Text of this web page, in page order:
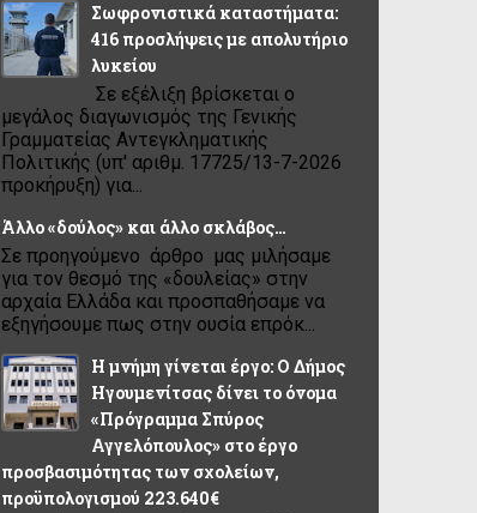
Σωφρονιστικά καταστήματα:
416 προσλήψεις με απολυτήριο
λυκείου
Σε εξέλιξη βρίσκεται ο
μεγάλος διαγωνισμός της Γενικής
Γραμματείας Αντεγκληματικής
Πολιτικής (υπ' αριθμ. 17725/13-7-2026
προκήρυξη) για...
Άλλο «δούλος» και άλλο σκλάβος…
Σε προηγούμενο άρθρο μας μιλήσαμε
για τον θεσμό της «δουλείας» στην
αρχαία Ελλάδα και προσπαθήσαμε να
εξηγήσουμε πως στην ουσία επρόκ...
Η μνήμη γίνεται έργο: Ο Δήμος
Ηγουμενίτσας δίνει το όνομα
«Πρόγραμμα Σπύρος
Αγγελόπουλος» στο έργο
προσβασιμότητας των σχολείων,
προϋπολογισμού 223.640€